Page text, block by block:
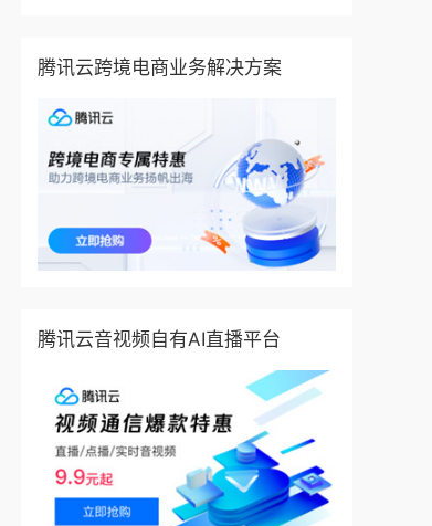
腾讯云跨境电商业务解决方案
腾讯云音视频自有AI直播平台